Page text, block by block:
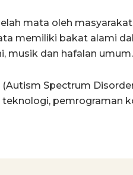
mata oleh
memiliki bakat alami
musik dan hafalan umum.
Spectrum
pemrograman